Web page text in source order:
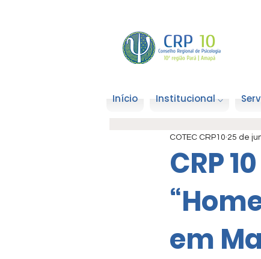
Início Institucional ⌵
CRP
em
COTEC CRP10 25 de